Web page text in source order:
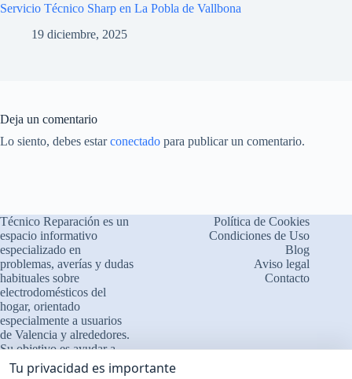
Servicio Técnico Sharp en La Pobla de Vallbona
19 diciembre, 2025
Deja un comentario
Lo siento, debes estarconectado para publicar un comentario.
Técnico Reparación es un
espacio informativo
especializado en
problemas, averías y dudas
habituales sobre
electrodomésticos del
hogar, orientado
especialmente a usuarios
de Valencia y alrededores.
Su objetivo es ayudar a
comprender el
Política de Cookies
Condiciones de Uso
Blog
Aviso legal
Contacto
Tu privacidad es importante
Cuéntanos qué le ocurre
❓ Interpretamos errores y